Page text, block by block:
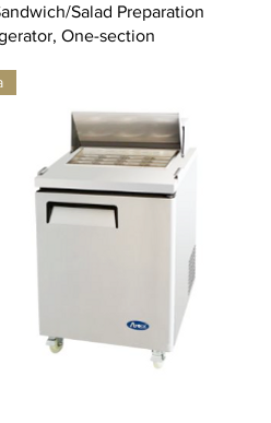
Salad Preparation
One-section